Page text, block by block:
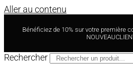
Aller au contenu
Bénéficiez de 10% sur votre première
Rechercher